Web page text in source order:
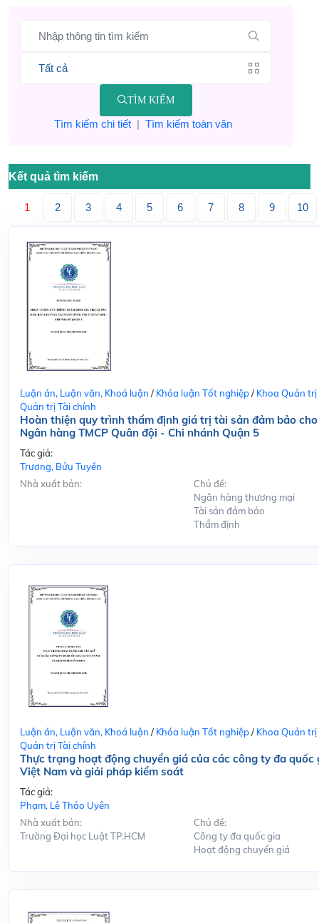
TÌM KIẾM
Tìm kiếm chi tiết| Tìm kiếm toàn văn
Kết quả tìm kiếm
1 2 3 4 5 6 7 8 9 10
Luận án, Luận văn, Khoá luận / Khóa luận Tốt nghiệp/ Khoa Quản trị
Quản trị Tài chính
Hoàn thiện quy trình thẩm định giá trị tài sản đảm bảo
Ngân hàng TMCP Quân đội - Chi nhánh Quận 5
Tác giả:
Trương, Bửu Tuyền
Nhà xuất bản:
Chủ đề:
Ngân hàng thương mại
Tài sản đảm bảo
Thẩm định
Luận án, Luận văn, Khoá luận / Khóa luận Tốt nghiệp/ Khoa Quản trị
Quản trị Tài chính
Thực trạng hoạt động chuyển giá của các công ty đa quốc
Việt Nam và giải pháp kiểm soát
Tác giả:
Phạm, Lê Thảo Uyên
Nhà xuất bản:
Trường Đại học Luật TP.HCM
Chủ đề:
Công ty đa quốc gia
Hoạt động chuyển giá